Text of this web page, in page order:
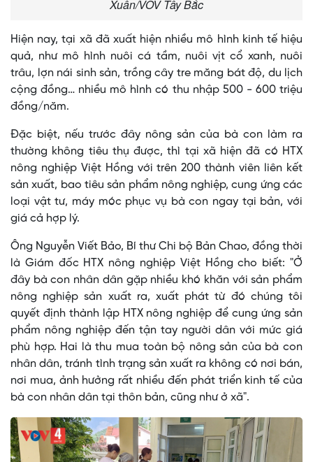
Xuân/VOV Tây Bắc
Hiện nay, tại xã đã xuất hiện nhiều mô hình kinh tế hiệu
quả, như mô hình nuôi cá tầm, nuôi vịt cổ xanh, nuôi
trâu, lợn nái sinh sản, trồng cây tre măng bát độ, du lịch
cộng đồng… nhiều mô hình có thu nhập 500 - 600 triệu
đồng/năm.
Đặc biệt, nếu trước đây nông sản của bà con làm ra
thường không tiêu thụ được, thì tại xã hiện đã có HTX
nông nghiệp Việt Hồng với trên 200 thành viên liên kết
sản xuất, bao tiêu sản phẩm nông nghiệp, cung ứng các
loại vật tư, máy móc phục vụ bà con ngay tại bản, với
giá cả hợp lý.
Ông Nguyễn Viết Bảo, Bí thư Chi bộ Bản Chao, đồng thời
là Giám đốc HTX nông nghiệp Việt Hồng cho biết: "Ở
đây bà con nhân dân gặp nhiều khó khăn với sản phẩm
nông nghiệp sản xuất ra, xuất phát từ đó chúng tôi
quyết định thành lập HTX nông nghiệp để cung ứng sản
phẩm nông nghiệp đến tận tay người dân với mức giá
phù hợp. Hai là thu mua toàn bộ nông sản của bà con
nhân dân, tránh tình trạng sản xuất ra không có nơi bán,
nơi mua, ảnh hưởng rất nhiều đến phát triển kinh tế của
bà con nhân dân tại thôn bản, cũng như ở xã".